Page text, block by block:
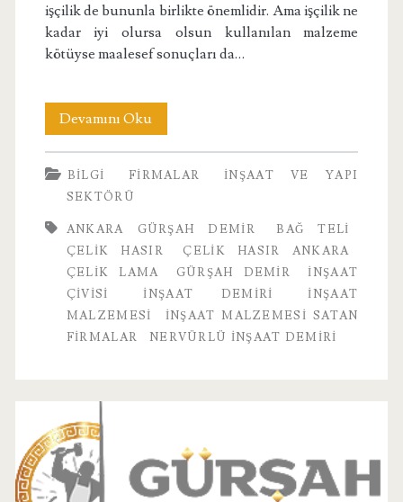
işçilik de bununla birlikte önemlidir. Ama işçilik ne
kadar iyi olursa olsun kullanılan malzeme
kötüyse maalesef sonuçları da…
Devamını Okuİnşaat
Malzemesi
BILGI FIRMALAR
İNŞAAT VE YAPI
SEKTÖRÜ
ANKARA GÜRŞAH DEMIR
BAĞ TELI
ÇELIK HASIR
ÇELIK HASIR ANKARA
ÇELIK LAMA
GÜRŞAH DEMIR
INŞAAT
ÇIVISI
INŞAAT DEMIRI
INŞAAT
MALZEMESI
İNŞAAT MALZEMESI SATAN
FIRMALAR
NERVÜRLÜ INŞAAT DEMIRI